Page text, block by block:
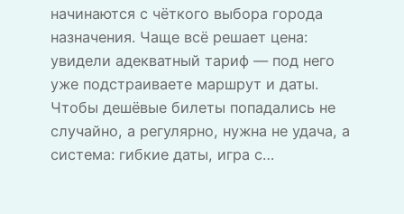
начинаются с чёткого выбора города
назначения. Чаще всё решает цена:
увидели адекватный тариф — под него
уже подстраиваете маршрут и даты.
Чтобы дешёвые билеты попадались не
случайно, а регулярно, нужна не удача, а
система: гибкие даты, игра с…